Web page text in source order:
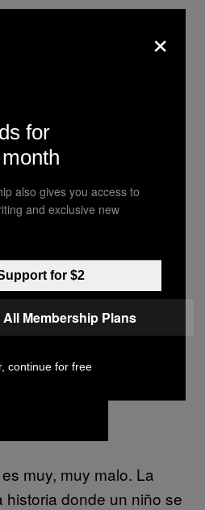
un montón de tomas de
festival desconocido,
en vivo, algunos niños
a la inducción de
de niños en el
Solo se suman
Esto fue el MTV
condensada
muy, muy malo. La
historia donde un niño se
×
for
also gives you access to
and exclusive new
for $2
All Membership Plans
continue for free